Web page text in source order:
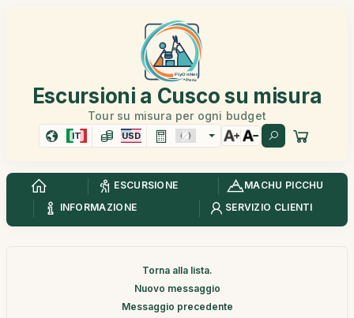
Escursioni a Cusco su misura
Tour su misura per ogni budget
IT USD
ESCURSIONE
MACHU PICCHU
INFORMAZIONE
SERVIZIO CLIENTI
Torna alla lista.
Nuovo messaggio
Messaggio precedente